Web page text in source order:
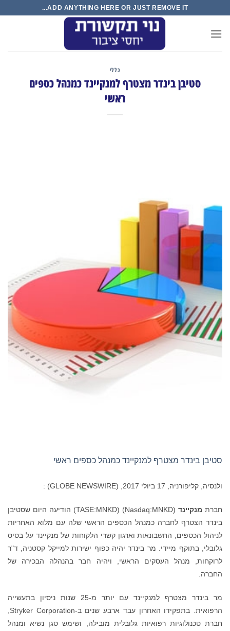
content
ADD ANYTHING HERE OR JUST REMOVE IT...
כללי
סטיבן בינדר מצטרף למנקיינד כמנהל כספים
ראשי
סטיבן בינדר מצטרף למנקיינד כמנהל כספים ראשי
ולנסיה, קליפורניה, 17 ביולי 2017, (GLOBE NEWSWIRE) :
חברת מנקיינד
(Nasdaq:MNKD) (TASE:MNKD) הודיעה היום שסטיבן
בינדר הצטרף לחברה כמנהל הכספים הראשי שלה עם מלוא האחריות
לניהול הכספים, החשבונאות וארגון קשרי הלקוחות של מנקיינד על בסיס
גלובלי, בתוקף מיידי. מר בינדר יהיה כפוף ישירות למייקל קסטניה, ד"ר
לרוקחות, מנהל העסקים הראשי, ויהיה חבר בהנהלה הבכירה של
החברה.
מר בינדר מצטרף למנקיינד עם יותר מ-25 שנות ניסיון בתעשייה
חברת טכנולוגיות רפואיות גלובלית מובילה, ושימש סגן נשיא ומנהל